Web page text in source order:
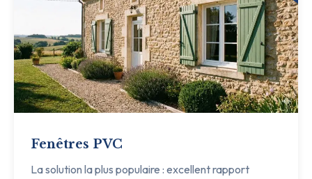
Fenêtres PVC
La solution la plus populaire : excellent rapport